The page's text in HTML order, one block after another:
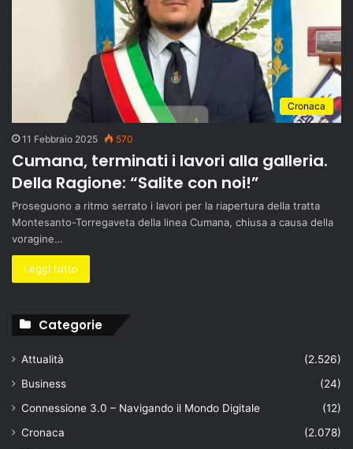
Cronaca
11 Febbraio 2025 570
Cumana, terminati i lavori alla galleria.
Della Ragione: “Salite con noi!”
Proseguono a ritmo serrato i lavori per la riapertura della tratta
Montesanto-Torregaveta della linea Cumana, chiusa a causa della
voragine…
Leggi tutto
Categorie
Attualità
(2.526)
Business
(24)
Connessione 3.0 – Navigando il Mondo Digitale
(12)
Cronaca
(2.078)